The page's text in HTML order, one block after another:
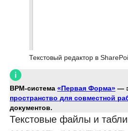
Текстовый редактор в
BPM-система «Первая Форма» —
пространство для совместной
документов.
Текстовые файлы и